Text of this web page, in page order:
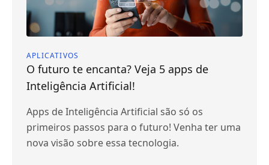
APLICATIVOS
O futuro te encanta? Veja 5 apps de
Inteligência Artificial!
Apps de Inteligência Artificial são só os
primeiros passos para o futuro! Venha ter uma
nova visão sobre essa tecnologia.